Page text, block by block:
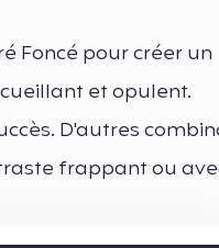
Foncé pour créer un
et opulent.
D'autres
frappant ou